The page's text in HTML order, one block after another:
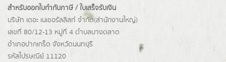
สำหรับออกใบกำกับภาษี / ใบเสร็จรับเงิน
บริษัท เดอะ เนเชอรัลลิสท์ จำกัด(ส่านักงานใหญ่)
เลขที่ 80/12-13 หมู่ที่ 4 ตำบลบางตลาด
อำเภอปากเกร็ด จังหวัดนนทบุรี
รหัสไปรษณีย์ 11120